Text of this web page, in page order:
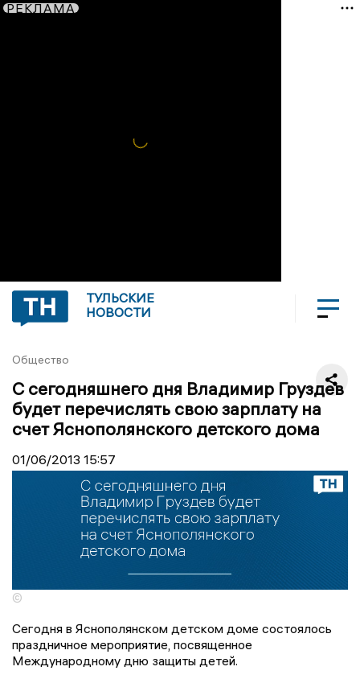
РЕКЛАМА
ТУЛЬСКИЕ
НОВОСТИ
Общество
С сегодняшнего дня Владимир Груздев
будет перечислять свою зарплату на
счет Яснополянского детского дома
01/06/2013 15:57
©
Сегодня в Яснополянском детском доме состоялось
праздничное мероприятие, посвященное
Международному дню защиты детей.